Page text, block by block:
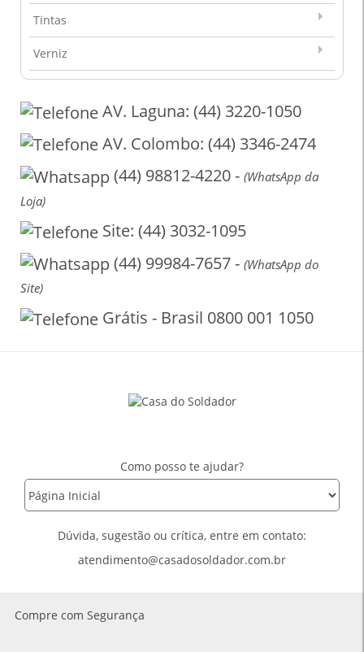
Tintas
Verniz
AV. Laguna: (44) 3220-1050
AV. Colombo: (44) 3346-2474
(44) 98812-4220 - (WhatsApp da
Loja)
Site: (44) 3032-1095
(44) 99984-7657 - (WhatsApp do
Site)
Grátis - Brasil 0800 001 1050
Como posso te ajudar?
Dúvida, sugestão ou crítica, entre em contato:
atendimento@casadosoldador.com.br
Compre com Segurança